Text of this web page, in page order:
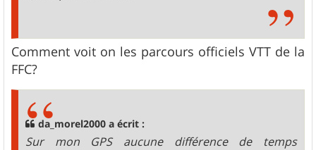
Comment voit on les parcours officiels VTT de la
FFC?
da_morel2000 a écrit :
Sur mon GPS aucune différence de temps